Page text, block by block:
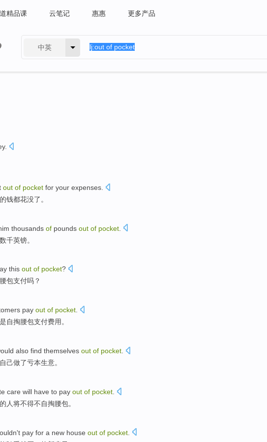
精品课 云笔记 惠惠 更多产品
中英
out of pocket for your expenses
的钱都花没了。
thousands of pounds out of pocket
数千英镑。
this out of pocket?
包支付吗？
pay out of pocket
自掏腰包支付费用。
also find themselves out of pocket
自己做了亏本生意。
care will have to pay out of pocket
人将不得不自掏腰包。
pay for a new house out of pocket